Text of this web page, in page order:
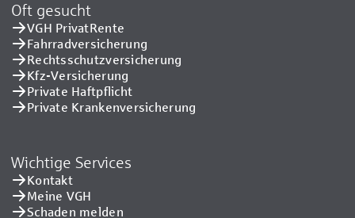
Oft gesucht
VGH PrivatRente
Fahrradversicherung
Rechtsschutzversicherung
Kfz-Versicherung
Private Haftpflicht
Private Kranken­versicherung
Wichtige Services
Kontakt
Meine VGH
Schaden melden